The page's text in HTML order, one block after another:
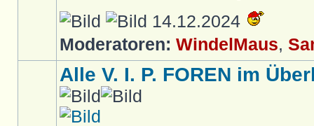
14.12.2024
Moderatoren: WindelMaus,
Alle V. I. P. FOREN im